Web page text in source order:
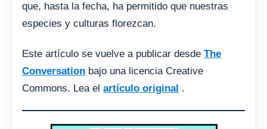
que, hasta la fecha, ha permitido que nuestras
especies y culturas florezcan.
Este artículo se vuelve a publicar desde The
Conversation bajo una licencia Creative
Commons. Lea el artículo original .